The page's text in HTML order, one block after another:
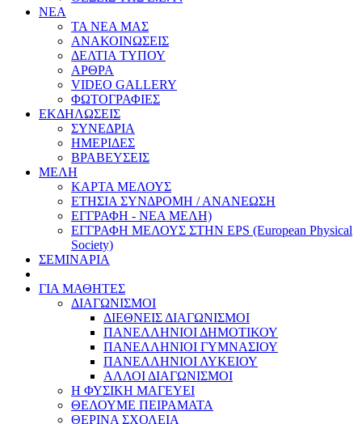
ΝΕΑ
ΤΑ ΝΕΑ ΜΑΣ
ΑΝΑΚΟΙΝΩΣΕΙΣ
ΔΕΛΤΙΑ ΤΥΠΟΥ
ΑΡΘΡΑ
VIDEO GALLERY
ΦΩΤΟΓΡΑΦΙΕΣ
ΕΚΔΗΛΩΣΕΙΣ
ΣΥΝΕΔΡΙΑ
ΗΜΕΡΙΔΕΣ
ΒΡΑΒΕΥΣΕΙΣ
ΜΕΛΗ
ΚΑΡΤΑ ΜΕΛΟΥΣ
ΕΤΗΣΙΑ ΣΥΝΔΡΟΜΗ / ΑΝΑΝΕΩΣΗ
ΕΓΓΡΑΦΗ - ΝΕΑ ΜΕΛΗ)
ΕΓΓΡΑΦΗ ΜΕΛΟΥΣ ΣΤΗΝ EPS (European Physical
Society)
ΣΕΜΙΝΑΡΙΑ
ΓΙΑ ΜΑΘΗΤΕΣ
ΔΙΑΓΩΝΙΣΜΟΙ
ΔΙΕΘΝΕΙΣ ΔΙΑΓΩΝΙΣΜΟΙ
ΠΑΝΕΛΛΗΝΙΟΙ ΔΗΜΟΤΙΚΟΥ
ΠΑΝΕΛΛΗΝΙΟΙ ΓΥΜΝΑΣΙΟΥ
ΠΑΝΕΛΛΗΝΙΟΙ ΛΥΚΕΙΟΥ
ΑΛΛΟΙ ΔΙΑΓΩΝΙΣΜΟΙ
Η ΦΥΣΙΚΗ ΜΑΓΕΥΕΙ
ΘΕΛΟΥΜΕ ΠΕΙΡΑΜΑΤΑ
ΘΕΡΙΝΑ ΣΧΟΛΕΙΑ